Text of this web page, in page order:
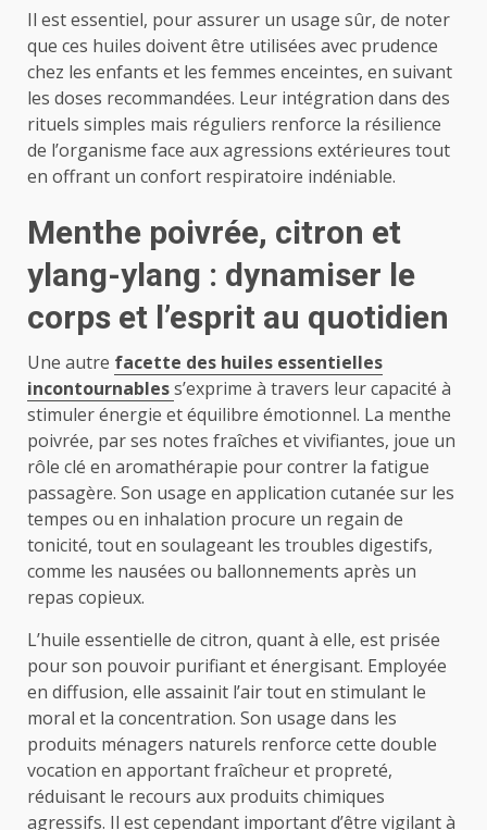
Il est essentiel, pour assurer un usage sûr, de noter
que ces huiles doivent être utilisées avec prudence
chez les enfants et les femmes enceintes, en suivant
les doses recommandées. Leur intégration dans des
rituels simples mais réguliers renforce la résilience
de l’organisme face aux agressions extérieures tout
en offrant un confort respiratoire indéniable.
Menthe poivrée, citron et
ylang-ylang : dynamiser le
corps et l’esprit au quotidien
Une autre facette des huiles essentielles
incontournabless’exprime à travers leur capacité à
stimuler énergie et équilibre émotionnel. La menthe
poivrée, par ses notes fraîches et vivifiantes, joue un
rôle clé en aromathérapie pour contrer la fatigue
passagère. Son usage en application cutanée sur les
tempes ou en inhalation procure un regain de
tonicité, tout en soulageant les troubles digestifs,
comme les nausées ou ballonnements après un
repas copieux.
L’huile essentielle de citron, quant à elle, est prisée
pour son pouvoir purifiant et énergisant. Employée
en diffusion, elle assainit l’air tout en stimulant le
moral et la concentration. Son usage dans les
produits ménagers naturels renforce cette double
vocation en apportant fraîcheur et propreté,
réduisant le recours aux produits chimiques
agressifs. Il est cependant important d’être vigilant à